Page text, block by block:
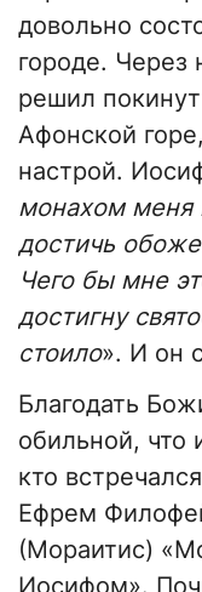
довольно
городе. Через
решил
Афонской
настрой.
монахом меня
достичь
Чего бы мне
достигну
стоило». И он
Благодать
обильной, что
кто
Ефрем
(Мораитис)